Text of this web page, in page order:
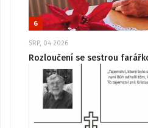
6
SRP, 04 2026
Rozloučení se sestrou